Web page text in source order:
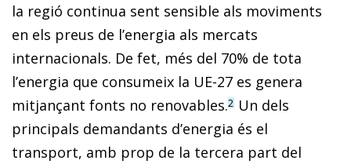
la regió continua sent sensible als moviments
en els preus de l’energia als mercats
internacionals. De fet, més del 70% de tota
l’energia que consumeix la UE-27 es genera
mitjançant fonts no renovables.2 Un dels
principals demandants d’energia és el
transport, amb prop de la tercera part del